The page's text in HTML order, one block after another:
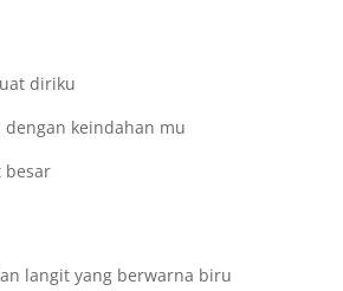
diriku
dengan keindahan mu
besar
langit yang berwarna biru